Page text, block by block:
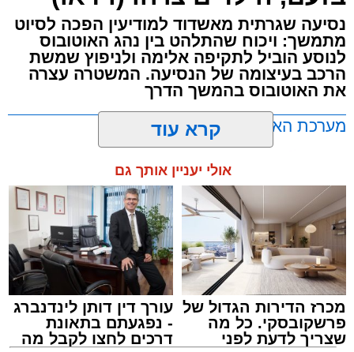
נסיעה שגרתית מאשדוד למודיעין הפכה לסיוט
מתמשך: ויכוח שהתלהט בין נהג האוטובוס
לנוסע הוביל לתקיפה אלימה ולניפוץ שמשת
הרכב בעיצומה של הנסיעה. המשטרה עצרה
את האוטובוס בהמשך הדרך
מערכת האתר / 11:35 07.08.26
תגים:אוטובוס, אשדוד, ערבי
קרא עוד
אולי יעניין אותך גם
מכרז הדירות הגדול של
פרשקובסקי. כל מה
שצריך לדעת לפני
עורך דין דותן לינדנברג
- נפגעתם בתאונת
דרכים לחצו לקבל מה